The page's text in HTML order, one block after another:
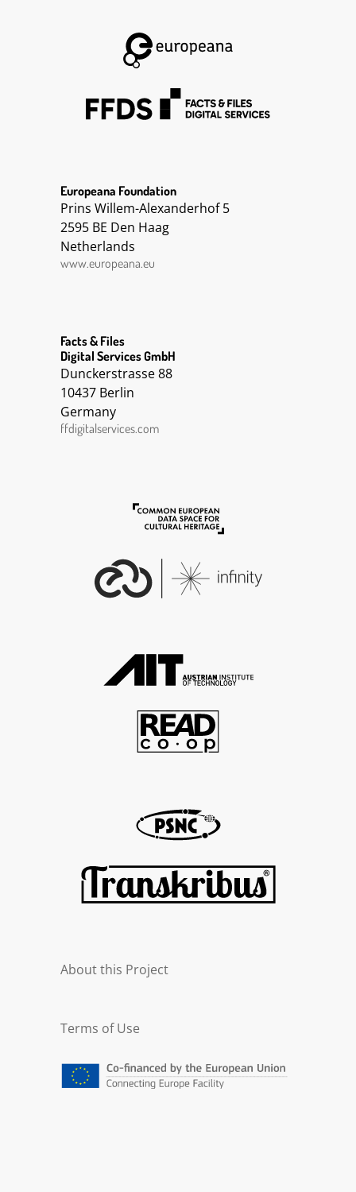
Europeana Foundation
Prins Willem-Alexanderhof 5
2595 BE Den Haag
Netherlands
www.europeana.eu
Facts & Files
Digital Services GmbH
Dunckerstrasse 88
10437 Berlin
Germany
ffdigitalservices.com
About this Project
Terms of Use